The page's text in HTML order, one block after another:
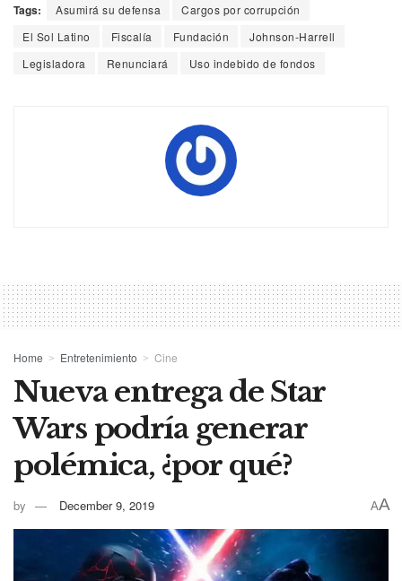
Tags: Asumirá su defensa
Cargos por corrupción
El Sol Latino
Fiscalía Fundación
Johnson-Harrell
Legisladora
Renunciará Uso indebido de fondos
Home Entretenimiento Cine
Nueva entrega de Star
Wars podría generar
polémica, ¿por qué?
by December 9, 2019 AA